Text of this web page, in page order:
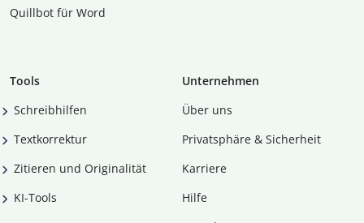
Quillbot für Word
Tools
Schreibhilfen
Textkorrektur
Zitieren und Originalität
KI-Tools
Unternehmen
Über uns
Privatsphäre & Sicherheit
Karriere
Hilfe